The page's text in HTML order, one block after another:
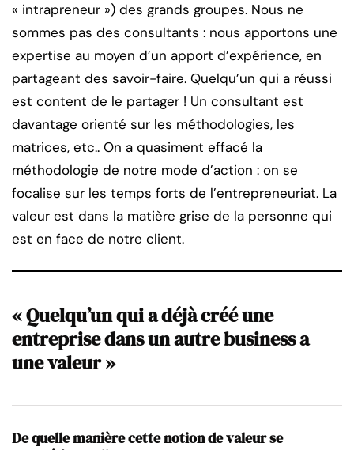
« intrapreneur ») des grands groupes. Nous ne
sommes pas des consultants : nous apportons une
expertise au moyen d’un apport d’expérience, en
partageant des savoir-faire. Quelqu’un qui a réussi
est content de le partager ! Un consultant est
davantage orienté sur les méthodologies, les
matrices, etc.. On a quasiment effacé la
méthodologie de notre mode d’action : on se
focalise sur les temps forts de l’entrepreneuriat. La
valeur est dans la matière grise de la personne qui
est en face de notre client.
« Quelqu’un qui a déjà créé une
entreprise dans un autre business a
une valeur »
De quelle manière cette notion de valeur se